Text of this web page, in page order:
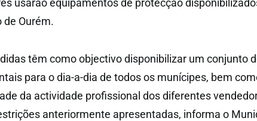
de Ourém.
têm como objectivo disponibilizar um conjunto
para o dia-a-dia de todos os munícipes, bem
da actividade profissional dos diferentes
anteriormente apresentadas, informa o